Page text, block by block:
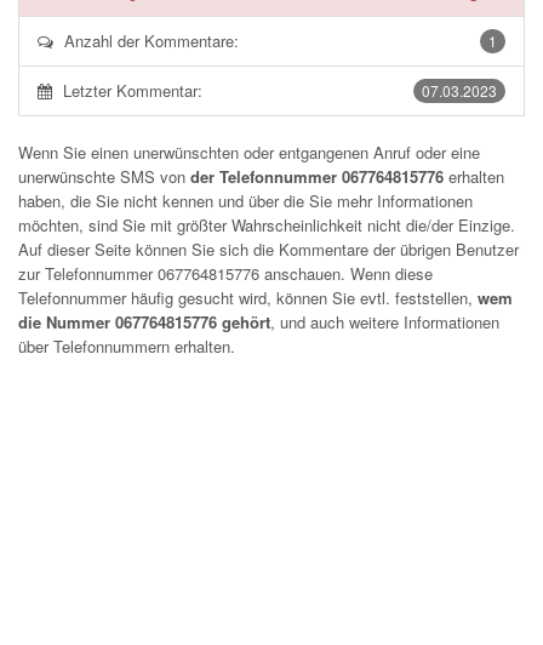
1
Anzahl der Kommentare:
07.03.2023
Letzter Kommentar:
Wenn Sie einen unerwünschten oder entgangenen Anruf oder eine
unerwünschte SMS von der Telefonnummer 067764815776 erhalten
haben, die Sie nicht kennen und über die Sie mehr Informationen
möchten, sind Sie mit größter Wahrscheinlichkeit nicht die/der Einzige.
Auf dieser Seite können Sie sich die Kommentare der übrigen Benutzer
zur Telefonnummer067764815776 anschauen. Wenn diese
Telefonnummer häufig gesucht wird, können Sie evtl. feststellen, wem
die Nummer 067764815776 gehört, und auch weitere Informationen
über Telefonnummern erhalten.